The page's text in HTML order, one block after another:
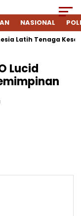
NASIONAL
Tenaga
Lucid